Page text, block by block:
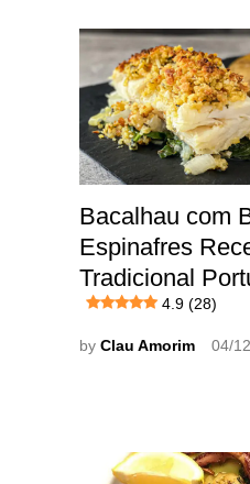
Bacalhau com
Espinafres
Tradicional
4.9 (28)
by Clau Amorim 04/